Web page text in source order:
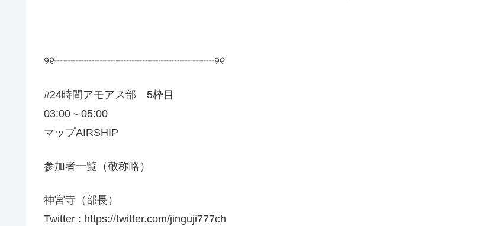
୨୧┈┈┈┈┈┈┈┈┈┈┈┈┈┈┈୨୧
#24時間アモアス部 5枠目
03:00～05:00
マップAIRSHIP
参加者一覧（敬称略）
神宮寺（部長）
Twitter : https://twitter.com/jinguji777ch